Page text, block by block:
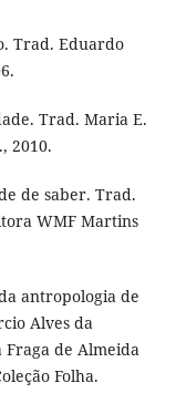
Trad. Eduardo
Trad. Maria E.
2010.
de saber. Trad.
WMF Martins
antropologia de
Alves da
Fraga de Almeida
Folha.